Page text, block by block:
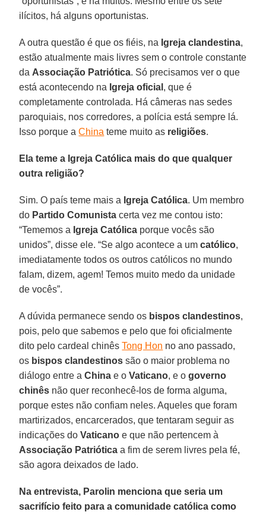
ilícitos, há alguns oportunistas.
A outra questão é que os fiéis, na Igreja clandestina,
estão atualmente mais livres sem o controle constante
da Associação Patriótica. Só precisamos ver o que
está acontecendo na Igreja oficial , que é
completamente controlada. Há câmeras nas sedes
paroquiais, nos corredores, a polícia está sempre lá.
Isso porque aChina teme muito as religiões.
Ela teme a Igreja Católica mais do que qualquer
outra religião?
Sim. O país teme mais a Igreja Católica. Um membro
do Partido Comunista certa vez me contou isto:
“Tememos a Igreja Católica porque vocês são
unidos”, disse ele. “Se algo acontece a umcatólico,
imediatamente todos os outros católicos no mundo
falam, dizem, agem! Temos muito medo da unidade
de vocês”.
A dúvida permanece sendo os bispos clandestinos,
pois, pelo que sabemos e pelo que foi oficialmente
dito pelo cardeal chinêsTong Hon no ano passado,
os bispos clandestinos são o maior problema no
diálogo entre aChina e oVaticano, e ogoverno
chinês não quer reconhecê-los de forma alguma,
porque estes não confiam neles. Aqueles que foram
martirizados, encarcerados, que tentaram seguir as
indicações doVaticano e que não pertencem à
Associação Patriótica a fim de serem livres pela fé,
são agora deixados de lado.
Na entrevista, Parolin menciona que seria um
sacrifício feito para a comunidade católica como